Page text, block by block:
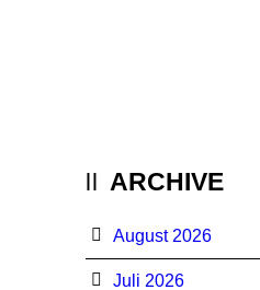
ARCHIVE
August 2026
Juli 2026